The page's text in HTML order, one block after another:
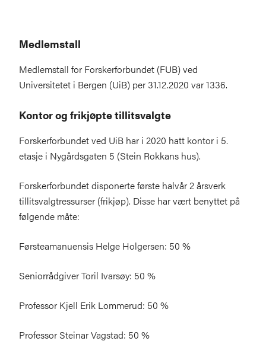
Medlemstall
Medlemstall for Forskerforbundet (FUB) ved
Universitetet i Bergen (UiB) per 31.12.2020 var 1336.
Kontor og frikjøpte tillitsvalgte
Forskerforbundet ved UiB har i 2020 hatt kontor i 5.
etasje i Nygårdsgaten 5 (Stein Rokkans hus).
Forskerforbundet disponerte første halvår 2 årsverk
tillitsvalgtressurser (frikjøp). Disse har vært benyttet på
følgende måte:
Førsteamanuensis Helge Holgersen: 50 %
Seniorrådgiver Toril Ivarsøy: 50 %
Professor Kjell Erik Lommerud: 50 %
Professor Steinar Vagstad: 50 %